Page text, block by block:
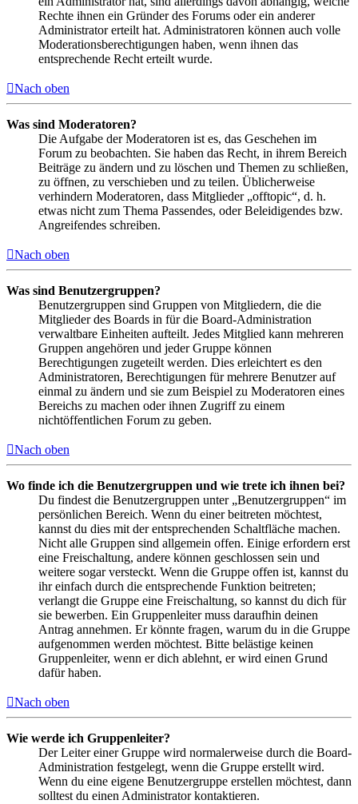
Rechte ihnen ein Gründer des Forums oder ein anderer
Administrator erteilt hat. Administratoren können auch volle
Moderationsberechtigungen haben, wenn ihnen das
entsprechende Recht erteilt wurde.
Nach oben
Was sind Moderatoren?
Die Aufgabe der Moderatoren ist es, das Geschehen im
Forum zu beobachten. Sie haben das Recht, in ihrem Bereich
Beiträge zu ändern und zu löschen und Themen zu schließen,
zu öffnen, zu verschieben und zu teilen. Üblicherweise
verhindern Moderatoren, dass Mitglieder „offtopic“, d. h.
etwas nicht zum Thema Passendes, oder Beleidigendes bzw.
Angreifendes schreiben.
Nach oben
Was sind Benutzergruppen?
Benutzergruppen sind Gruppen von Mitgliedern, die die
Mitglieder des Boards in für die Board-Administration
verwaltbare Einheiten aufteilt. Jedes Mitglied kann mehreren
Gruppen angehören und jeder Gruppe können
Berechtigungen zugeteilt werden. Dies erleichtert es den
Administratoren, Berechtigungen für mehrere Benutzer auf
einmal zu ändern und sie zum Beispiel zu Moderatoren eines
Bereichs zu machen oder ihnen Zugriff zu einem
nichtöffentlichen Forum zu geben.
Nach oben
Wo finde ich die Benutzergruppen und wie trete ich ihnen bei?
Du findest die Benutzergruppen unter „Benutzergruppen“ im
persönlichen Bereich. Wenn du einer beitreten möchtest,
kannst du dies mit der entsprechenden Schaltfläche machen.
Nicht alle Gruppen sind allgemein offen. Einige erfordern erst
eine Freischaltung, andere können geschlossen sein und
weitere sogar versteckt. Wenn die Gruppe offen ist, kannst du
ihr einfach durch die entsprechende Funktion beitreten;
verlangt die Gruppe eine Freischaltung, so kannst du dich für
sie bewerben. Ein Gruppenleiter muss daraufhin deinen
Antrag annehmen. Er könnte fragen, warum du in die Gruppe
aufgenommen werden möchtest. Bitte belästige keinen
Gruppenleiter, wenn er dich ablehnt, er wird einen Grund
dafür haben.
Nach oben
Wie werde ich Gruppenleiter?
Der Leiter einer Gruppe wird normalerweise durch die Board-
Administration festgelegt, wenn die Gruppe erstellt wird.
Wenn du eine eigene Benutzergruppe erstellen möchtest, dann
solltest du einen Administrator kontaktieren.